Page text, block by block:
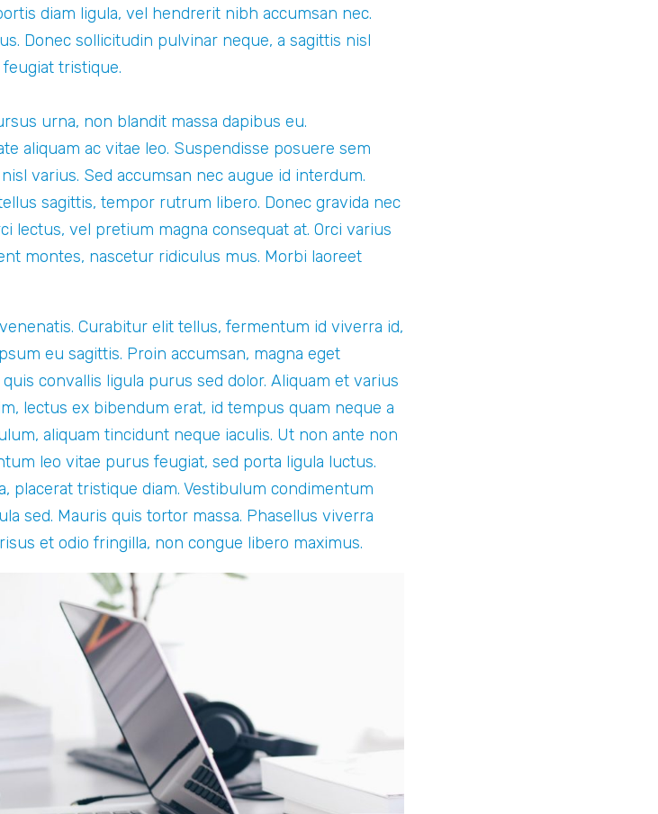
diam ligula, vel hendrerit nibh accumsan nec.
Donec sollicitudin pulvinar neque, a sagittis nisl
tristique.
urna, non blandit massa dapibus eu.
aliquam ac vitae leo. Suspendisse posuere sem
varius. Sed accumsan nec augue id interdum.
sagittis, tempor rutrum libero. Donec gravida nec
lectus, vel pretium magna consequat at. Orci varius
montes, nascetur ridiculus mus. Morbi laoreet
Curabitur elit tellus, fermentum id viverra id,
eu sagittis. Proin accumsan, magna eget
convallis ligula purus sed dolor. Aliquam et varius
lectus ex bibendum erat, id tempus quam neque a
aliquam tincidunt neque iaculis. Ut non ante non
leo vitae purus feugiat, sed porta ligula luctus.
placerat tristique diam. Vestibulum condimentum
sed. Mauris quis tortor massa. Phasellus viverra
et odio fringilla, non congue libero maximus.